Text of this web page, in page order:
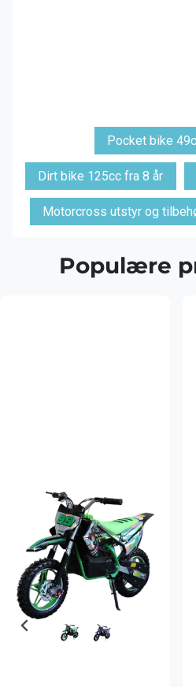
Pocket bike
Dirt bike 125cc fra 8 år
Motorcross utstyr og
Populære